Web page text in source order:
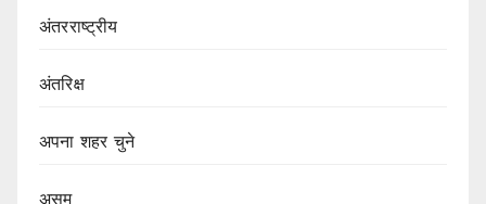
अंतरराष्ट्रीय
अंतरिक्ष
अपना शहर चुने
असम